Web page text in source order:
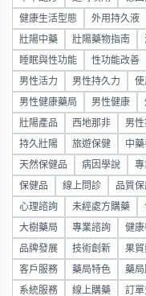
健康生活型態 外用持久液
壯陽中藥 壯陽藥物指南
睡眠與性功能 性功能改善
男性活力 男性持久力 使
男性健康藥局 男性健康
壯陽產品 西地那非 男
持久壯陽 旅遊保健 中藥
天然保健品 病因學說 專
保健品 線上問診 品質保
心理諮詢 未經處方購藥
大樹藥局 專業諮詢 健康
品牌發展 技術創新 果貿
客戶服務 藥局特色 藥局
系統服務 線上購藥 訂單